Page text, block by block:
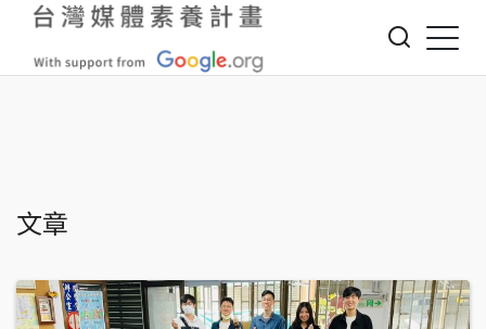
Jump to Navigation
Jump to Main content
文章